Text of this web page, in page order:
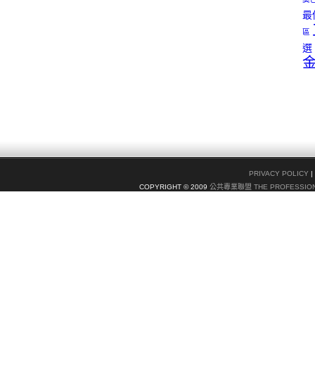
最
區
選
PRIVACY POLICY |
COPYRIGHT © 2009 公共專業聯盟 THE